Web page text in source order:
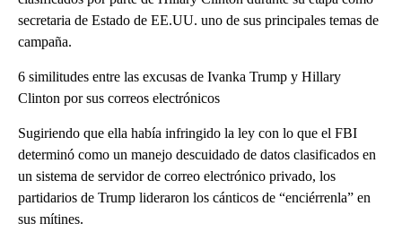
secretaria de Estado de EE.UU. uno de sus principales temas de
campaña.
6 similitudes entre las excusas de Ivanka Trump y Hillary
Clinton por sus correos electrónicos
Sugiriendo que ella había infringido la ley con lo que el FBI
determinó como un manejo descuidado de datos clasificados en
un sistema de servidor de correo electrónico privado, los
partidarios de Trump lideraron los cánticos de “enciérrenla” en
sus mítines.